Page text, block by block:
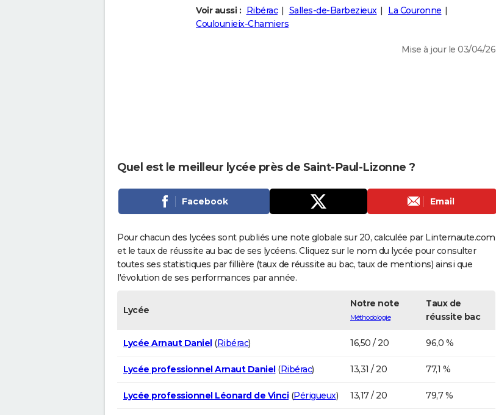
Voir aussi : Ribérac Salles-de-Barbezieux
La Couronne
Coulounieix-Chamiers
Mise à jour le 03/04/26
Quel est le meilleur lycée près de Saint-Paul-Lizonne ?
Facebook Email
Pour chacun des lycées sont publiés une note globale sur 20, calculée par Linternaute.com
et le taux de réussite au bac de ses lycéens. Cliquez sur le nom du lycée pour consulter
toutes ses statistiques par fillière (taux de réussite au bac, taux de mentions) ainsi que
l'évolution de ses performances par année.
Lycée
Notre note
Méthodologie
Taux de
réussite bac
Lycée Arnaut Daniel(Ribérac) 16,50 / 20 96,0 %
Lycée professionnel Arnaut Daniel(Ribérac) 13,31 / 20 77,1 %
Lycée professionnel Léonard de Vinci(Périgueux) 13,17 / 20 79,7 %